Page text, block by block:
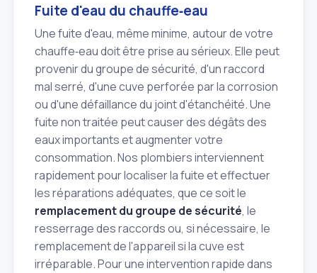
Fuite d'eau du chauffe‑eau
Une fuite d'eau, même minime, autour de votre
chauffe‑eau doit être prise au sérieux. Elle peut
provenir du groupe de sécurité, d'un raccord
mal serré, d'une cuve perforée par la corrosion
ou d'une défaillance du joint d'étanchéité. Une
fuite non traitée peut causer des dégâts des
eaux importants et augmenter votre
consommation. Nos plombiers interviennent
rapidement pour localiser la fuite et effectuer
les réparations adéquates, que ce soit le
remplacement du groupe de sécurité, le
resserrage des raccords ou, si nécessaire, le
remplacement de l'appareil si la cuve est
irréparable. Pour une intervention rapide dans